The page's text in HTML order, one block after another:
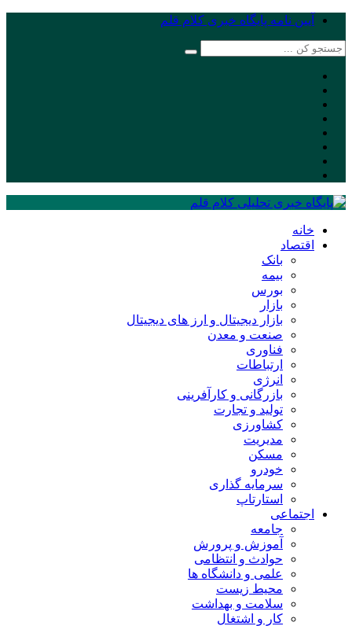
آیین نامه پایگاه خبری کلام قلم
خانه
اقتصاد
بانک
بیمه
بورس
بازار
بازار دیجیتال و ارز های دیجیتال
صنعت و معدن
فناوری
ارتباطات
انرژی
بازرگانی و کارآفرینی
تولید و تجارت
کشاورزی
مدیریت
مسکن
خودرو
سرمایه گذاری
استارتاپ
اجتماعی
جامعه
آموزش و پرورش
حوادث و انتظامی
علمی و دانشگاه ها
محیط زیست
سلامت و بهداشت
کار و اشتغال